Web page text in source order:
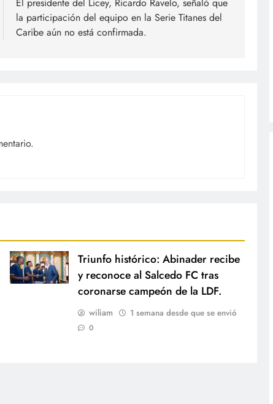
la participación del equipo en la Serie Titanes del
Caribe aún no está confirmada.
Triunfo histórico: Abinader recibe
y reconoce al Salcedo FC tras
coronarse campeón de la LDF.
wiliam 1 semana desde que se envió
0